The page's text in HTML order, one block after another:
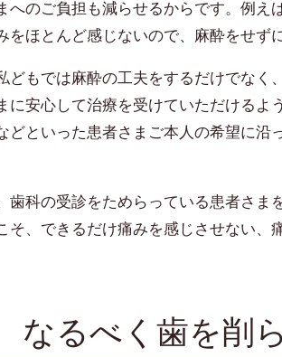
へのご負担も減らせるからです。例
をほとんど感じないので、麻酔をせず
どもでは麻酔の工夫をするだけでなく
に安心して治療を受けていただけるよ
どといった患者さまご本人の希望に沿
歯科の受診をためらっている患者さま
そ、できるだけ痛みを感じさせない、
なるべく歯を削